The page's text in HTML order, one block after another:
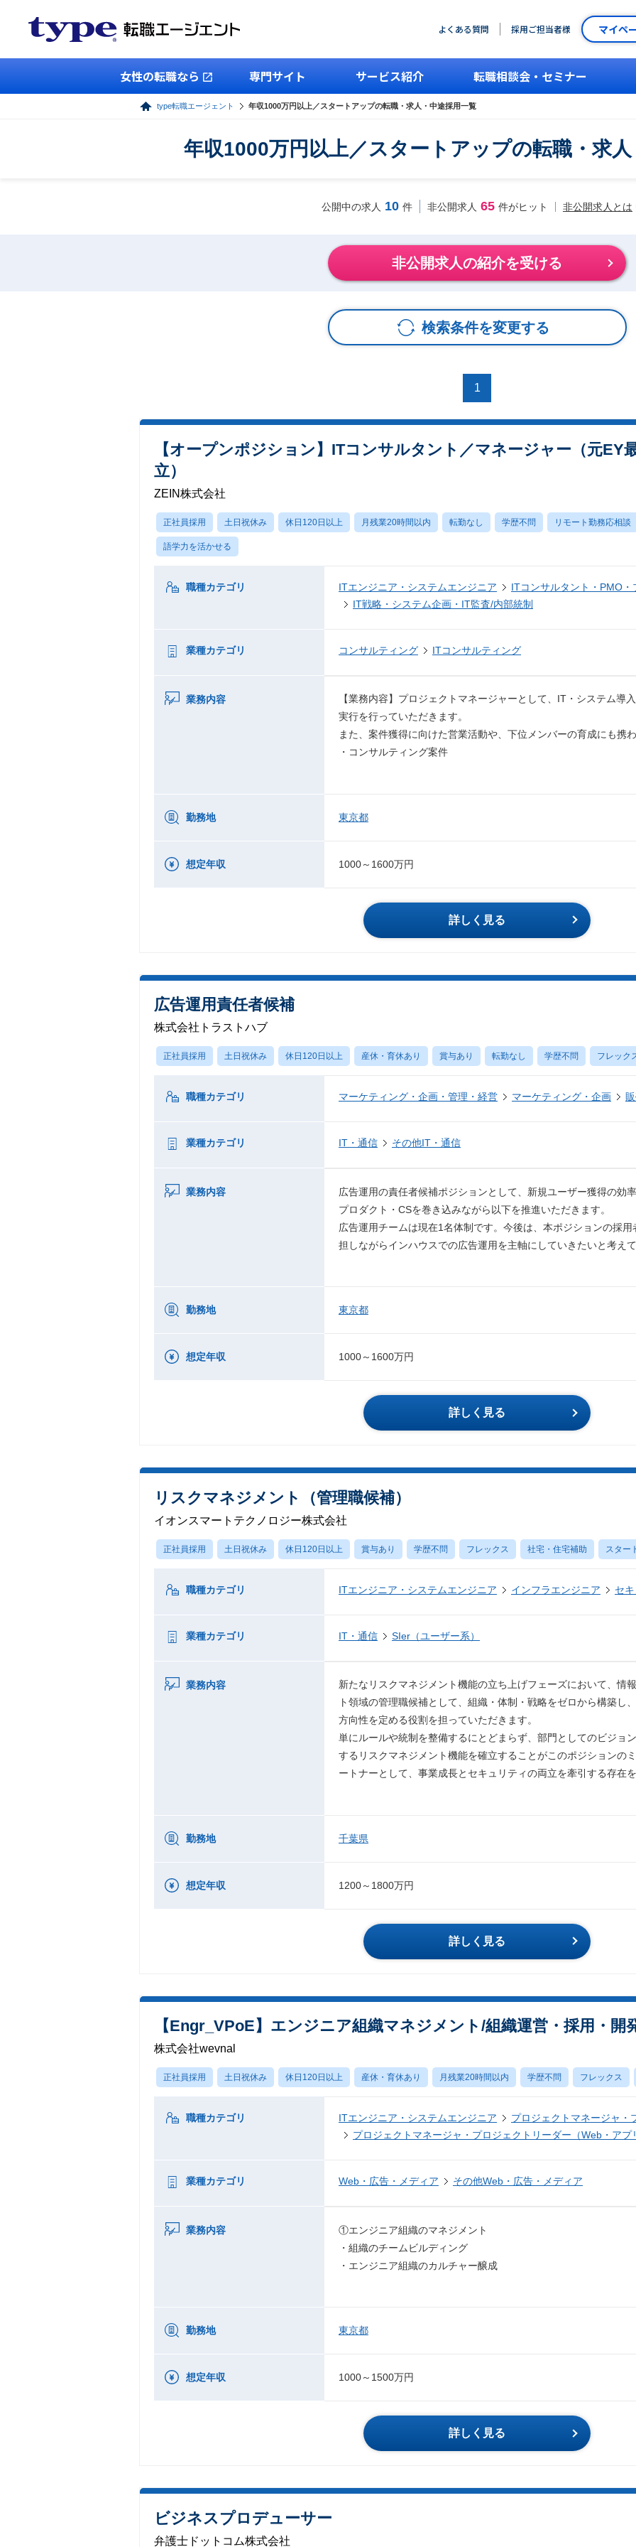
よくある質問 採用ご担当者様 マイペ
女性の転職なら 専門サイト サービス紹介 転職相談会・セミナー
type転職エージェント 年収1000万円以上／スタートアップの転職・求人・中途採用一覧
年収1000万円以上／スタートアップの転職・求
公開中の求人 10 件 非公開求人 65 件がヒット 非公開求人とは
非公開求人の紹介を受ける
検索条件を変更する
1
【オープンポジション】ITコンサルタント／マネージャー（元EY
立）
ZEIN株式会社
正社員採用 土日祝休み 休日120日以上 月残業20時間以内 転勤なし 学歴不問 リモート勤務応相談
語学力を活かせる
職種カテゴリ ITエンジニア・システムエンジニア
ITコンサルタント・PMO・
IT戦略・システム企画・IT監査/内部統制
業種カテゴリ コンサルティング ITコンサルティング
業務内容
【業務内容】プロジェクトマネージャーとして、IT・システム導
実行を行っていただきます。
また、案件獲得に向けた営業活動や、下位メンバーの育成にも携
・コンサルティング案件
勤務地 東京都
想定年収 1000～1600万円
詳しく見る
広告運用責任者候補
株式会社トラストハブ
正社員採用 土日祝休み 休日120日以上 産休・育休あり 賞与あり 転勤なし 学歴不問 フレック
職種カテゴリ マーケティング・企画・管理・経営 マーケティング・企画
業種カテゴリ IT・通信 その他IT・通信
業務内容
広告運用の責任者候補ポジションとして、新規ユーザー獲得の効
プロダクト・CSを巻き込みながら以下を推進いただきます。
広告運用チームは現在1名体制です。今後は、本ポジションの採
担しながらインハウスでの広告運用を主軸にしていきたいと考えて
勤務地 東京都
想定年収 1000～1600万円
詳しく見る
リスクマネジメント（管理職候補）
イオンスマートテクノロジー株式会社
正社員採用 土日祝休み 休日120日以上 賞与あり 学歴不問 フレックス 社宅・住宅補助 スター
職種カテゴリ ITエンジニア・システムエンジニア インフラエンジニア セ
業種カテゴリ IT・通信 SIer（ユーザー系）
業務内容
新たなリスクマネジメント機能の立ち上げフェーズにおいて、情
ト領域の管理職候補として、組織・体制・戦略をゼロから構築し
方向性を定める役割を担っていただきます。
単にルールや統制を整備するにとどまらず、部門としてのビジョ
するリスクマネジメント機能を確立することがこのポジションの
ートナーとして、事業成長とセキュリティの両立を牽引する存在を
勤務地 千葉県
想定年収 1200～1800万円
詳しく見る
【Engr_VPoE】エンジニア組織マネジメント/組織運営・採用・開
株式会社wevnal
正社員採用 土日祝休み 休日120日以上 産休・育休あり 月残業20時間以内 学歴不問 フレックス
職種カテゴリ ITエンジニア・システムエンジニア
プロジェクトマネージャ・
プロジェクトマネージャ・プロジェクトリーダー（Web・アプ
業種カテゴリ Web・広告・メディア その他Web・広告・メディア
業務内容
①エンジニア組織のマネジメント
・組織のチームビルディング
・エンジニア組織のカルチャー醸成
勤務地 東京都
想定年収 1000～1500万円
詳しく見る
ビジネスプロデューサー
弁護士ドットコム株式会社